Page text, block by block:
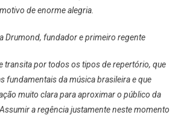
de enorme alegria.
Drumond, fundador e primeiro regente
transita por todos os tipos de repertório, que
fundamentais da música brasileira e que
muito clara para aproximar o público da
a regência justamente neste momento